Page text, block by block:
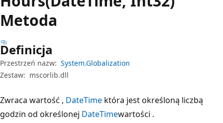
Metoda
Definicja
Przestrzeń nazw: System.Globalization
Zestaw: mscorlib.dll
Zwraca wartość , DateTime która jest określoną liczbą
godzin od określonej DateTimewartości .